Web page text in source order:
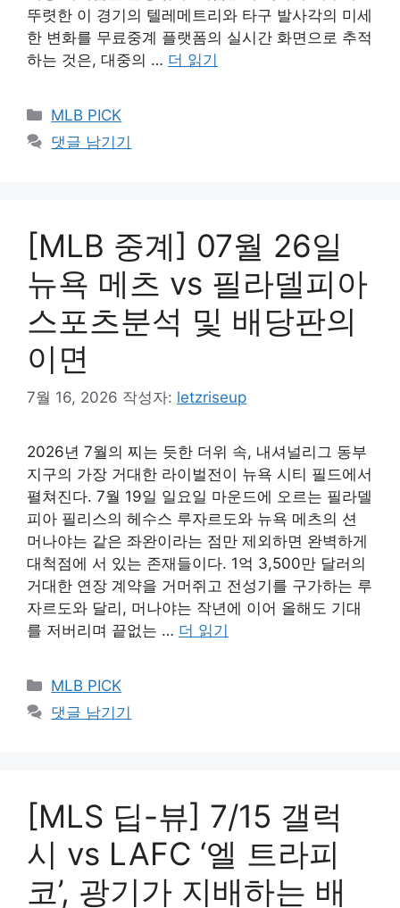
뚜렷한 이 경기의 텔레메트리와 타구 발사각의 미세
한 변화를 무료중계 플랫폼의 실시간 화면으로 추적
하는 것은, 대중의 … 더 읽기
카
테
고
MLB PICK
댓글 남기기
[MLB 중계] 07월 26일
뉴욕 메츠 vs 필라델피아
스포츠분석 및 배당판의
이면
7월 16, 2026 작성자: letzriseup
2026년 7월의 찌는 듯한 더위 속, 내셔널리그 동부
지구의 가장 거대한 라이벌전이 뉴욕 시티 필드에서
펼쳐진다. 7월 19일 일요일 마운드에 오르는 필라델
피아 필리스의 헤수스 루자르도와 뉴욕 메츠의 션
머나야는 같은 좌완이라는 점만 제외하면 완벽하게
대척점에 서 있는 존재들이다. 1억 3,500만 달러의
거대한 연장 계약을 거머쥐고 전성기를 구가하는 루
자르도와 달리, 머나야는 작년에 이어 올해도 기대
를 저버리며 끝없는 … 더 읽기
카
테
MLB PICK
댓글 남기기
[MLS 딥-뷰] 7/15 갤럭
시 vs LAFC ‘엘 트라피
코’, 광기가 지배하는 배